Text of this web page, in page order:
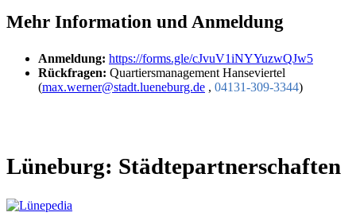
Mehr Information und Anmeldung
Anmeldung: https://forms.gle/cJvuV1iNYYuzwQJw5
Rückfragen: Quartiersmanagement Hanseviertel
(max.werner@stadt.lueneburg.de , 04131-309-3344)
Lüneburg: Städtepartnerschaften